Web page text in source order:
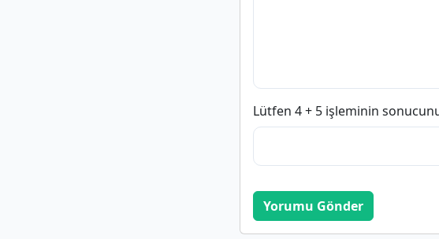
Lütfen 4 + 5 işleminin
Yorumu Gönder